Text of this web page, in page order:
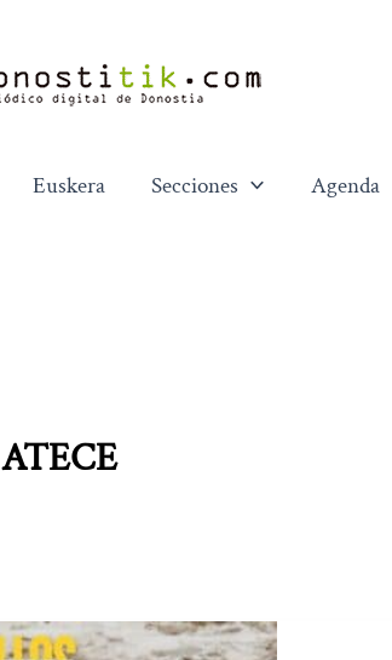
Euskera Secciones Agenda
ATECE